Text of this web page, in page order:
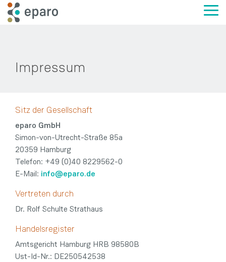
Skip
to
the
Impressum
Sitz der Gesellschaft
eparo GmbH
Simon-von-Utrecht-Straße 85a
20359 Hamburg
Telefon: +49 (0)40 8229562-0
E-Mail: info@eparo.de
Vertreten durch
Dr. Rolf Schulte Strathaus
Handelsregister
Amtsgericht Hamburg HRB 98580B
Ust-Id-Nr.: DE250542538